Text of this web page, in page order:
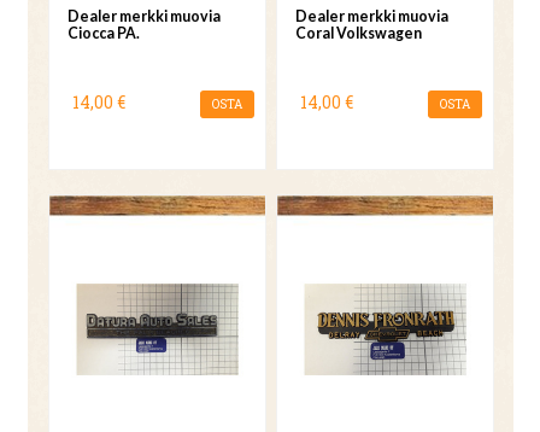
Dealer merkki muovia
Ciocca PA.
14,00 € OSTA
Dealer merkki muovia
Coral Volkswagen
14,00 € OSTA